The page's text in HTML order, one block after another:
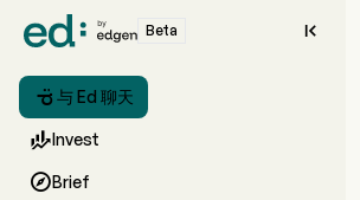
Beta 
 与 Ed 聊天
Invest
Brief